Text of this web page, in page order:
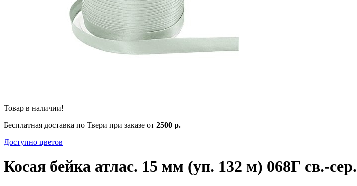
Товар в наличии!
Бесплатная доставка по Твери при заказе от 2500 р.
Доступно цветов
Косая бейка атлас. 15 мм (уп. 132 м) 068Г св.-сер.